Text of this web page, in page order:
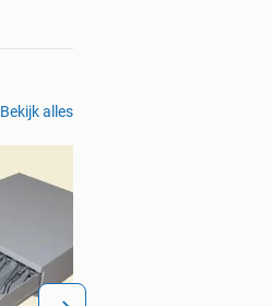
Bekijk alles